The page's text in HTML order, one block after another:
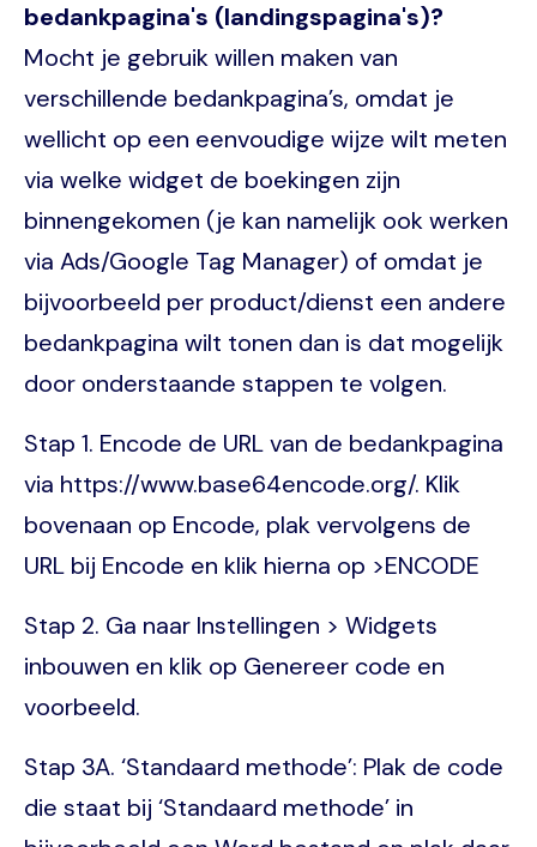
bedankpagina's (landingspagina's)?
Mocht je gebruik willen maken van
verschillende bedankpagina’s, omdat je
wellicht op een eenvoudige wijze wilt meten
via welke widget de boekingen zijn
binnengekomen (je kan namelijk ook werken
via Ads/Google Tag Manager) of omdat je
bijvoorbeeld per product/dienst een andere
bedankpagina wilt tonen dan is dat mogelijk
door onderstaande stappen te volgen.
Stap 1. Encode de URL van de bedankpagina
via https://www.base64encode.org/. Klik
bovenaan op Encode, plak vervolgens de
URL bij Encode en klik hierna op >ENCODE
Stap 2. Ga naar Instellingen > Widgets
inbouwen en klik op Genereer code en
voorbeeld.
Stap 3A. ‘Standaard methode’: Plak de code
die staat bij ‘Standaard methode’ in